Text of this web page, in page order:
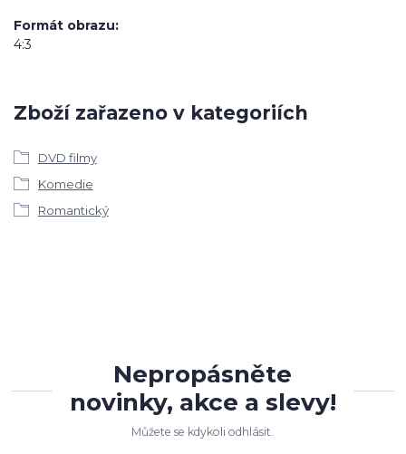
Formát obrazu
4:3
Zboží zařazeno v kategoriích
DVD filmy
Komedie
Romantický
Nepropásněte
novinky, akce a slevy!
Můžete se kdykoli odhlásit.